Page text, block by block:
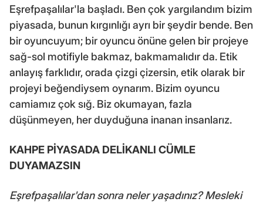
Eşrefpaşalılar'la başladı. Ben çok yargılandım bizim
piyasada, bunun kırgınlığı ayrı bir şeydir bende. Ben
bir oyuncuyum; bir oyuncu önüne gelen bir projeye
sağ-sol motifiyle bakmaz, bakmamalıdır da. Etik
anlayış farklıdır, orada çizgi çizersin, etik olarak bir
projeyi beğendiysem oynarım. Bizim oyuncu
camiamız çok sığ. Biz okumayan, fazla
düşünmeyen, her duyduğuna inanan insanlarız.
KAHPE PİYASADA DELİKANLI CÜMLE
DUYAMAZSIN
Eşrefpaşalılar'dan sonra neler yaşadınız? Mesleki